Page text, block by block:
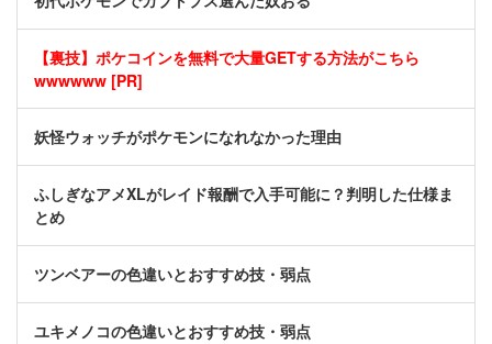
【裏技】ポケコインを無料で大量GETする方法がこちら
wwwwww [PR]
妖怪ウォッチがポケモンになれなかった理由
ふしぎなアメXLがレイド報酬で入手可能に？判明した仕様ま
とめ
ツンベアーの色違いとおすすめ技・弱点
ユキメノコの色違いとおすすめ技・弱点